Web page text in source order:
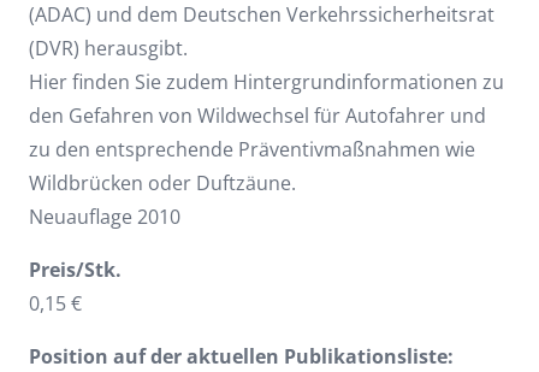
(ADAC) und dem Deutschen Verkehrssicherheitsrat
(DVR) herausgibt.
Hier finden Sie zudem Hintergrundinformationen zu
den Gefahren von Wildwechsel für Autofahrer und
zu den entsprechende Präventivmaßnahmen wie
Wildbrücken oder Duftzäune.
Neuauflage 2010
Preis/Stk.
0,15 €
Position auf der aktuellen Publikationsliste: